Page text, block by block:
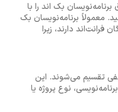
برنامه‌نویسان بک اند را با
معمولاً برنامه‌نویسان بک
دارند، زیرا
تقسیم می‌شوند. این
نوع پروژه یا